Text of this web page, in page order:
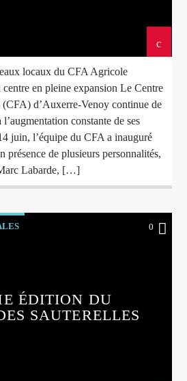
locaux du CFA Agricole
en pleine expansion Le Centre
d’Auxerre-Venoy continue de
constante de ses
juin, l’équipe du CFA a inauguré
présence de plusieurs personnalités,
Labarde, […]
0
ÉDITION DU
SAUTERELLES